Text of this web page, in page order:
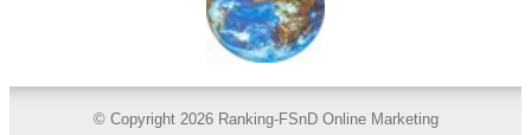
© Copyright 2026 Ranking-FSnD Online Marketing